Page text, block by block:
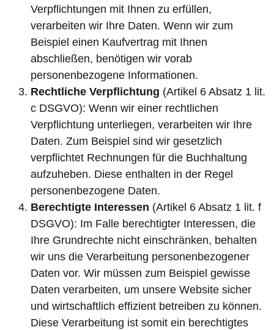
Verpflichtungen mit Ihnen zu erfüllen,
verarbeiten wir Ihre Daten. Wenn wir zum
Beispiel einen Kaufvertrag mit Ihnen
abschließen, benötigen wir vorab
personenbezogene Informationen.
Rechtliche Verpflichtung (Artikel 6 Absatz 1 lit.
c DSGVO): Wenn wir einer rechtlichen
Verpflichtung unterliegen, verarbeiten wir Ihre
Daten. Zum Beispiel sind wir gesetzlich
verpflichtet Rechnungen für die Buchhaltung
aufzuheben. Diese enthalten in der Regel
personenbezogene Daten.
Berechtigte Interessen (Artikel 6 Absatz 1 lit. f
DSGVO): Im Falle berechtigter Interessen, die
Ihre Grundrechte nicht einschränken, behalten
wir uns die Verarbeitung personenbezogener
Daten vor. Wir müssen zum Beispiel gewisse
Daten verarbeiten, um unsere Website sicher
und wirtschaftlich effizient betreiben zu können.
Diese Verarbeitung ist somit ein berechtigtes